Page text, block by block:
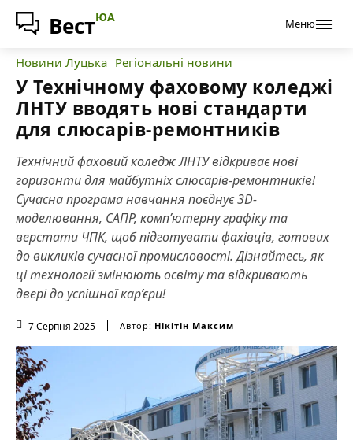
ВестЮА Меню
Новини Луцька Регіональні новини
У Технічному фаховому коледжі
ЛНТУ вводять нові стандарти
для слюсарів-ремонтників
Технічний фаховий коледж ЛНТУ відкриває нові
горизонти для майбутніх слюсарів-ремонтників!
Сучасна програма навчання поєднує 3D-
моделювання, САПР, комп’ютерну графіку та
верстати ЧПК, щоб підготувати фахівців, готових
до викликів сучасної промисловості. Дізнайтесь, як
ці технології змінюють освіту та відкривають
двері до успішної кар’єри!
7 Серпня 2025 Автор: Нікітін Максим